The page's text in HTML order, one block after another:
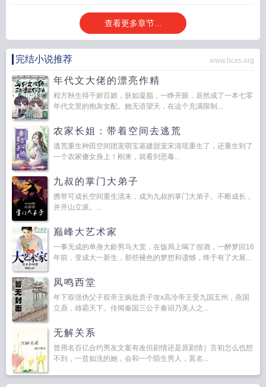
查看更多章节...
完结小说推荐 www.bcxs.org
年代文大佬的漂亮作精
程方秋生得千娇百媚，肤如凝脂，一睁开眼，居然成了一本七零
年代文里的炮灰女配。她无语望天，在这个充满限制...
农家长姐：带着空间去逃荒
逃荒重生种田空间团宠萌宝基建甜宠宋清瑶重生了，还重生到了
一个农家傻女身上！刚来，就看到恶毒...
九叔的掌门大弟子
携带可成长空间重生清末，成为九叔的掌门大弟子。不断成长，
并开山立派。...
巅峰大艺术家
一事无成的单身大龄男马大宽，在饭局上喝了假酒，一醉梦回16
年前，变成大一新生，那些褪色的梦想和遗憾，终于有了大展...
凤鸣西堂
年下双强伪父子双帝王疯批质子攻x高冷帝王受九国五州，燕国
立鼎，雄霸天下。传闻秦国三公子秦诏乃美人之...
无解关系
曾用名百亿合约男友文案有改但剧情还是原剧情］言初怎么也想
不到，一贫如洗的她，会和一个陌生男人，莫名...